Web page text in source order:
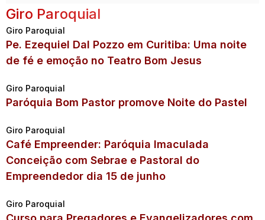
Giro Paroquial
Giro Paroquial
Pe. Ezequiel Dal Pozzo em Curitiba: Uma noite
de fé e emoção no Teatro Bom Jesus
Giro Paroquial
Paróquia Bom Pastor promove Noite do Pastel
Giro Paroquial
Café Empreender: Paróquia Imaculada
Conceição com Sebrae e Pastoral do
Empreendedor dia 15 de junho
Giro Paroquial